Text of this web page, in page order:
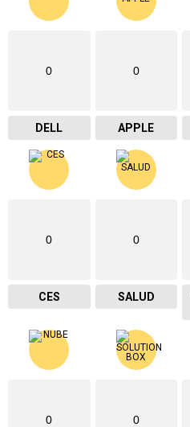
0
DELL
0
APPLE
0
CES
0
SALUD
0 0